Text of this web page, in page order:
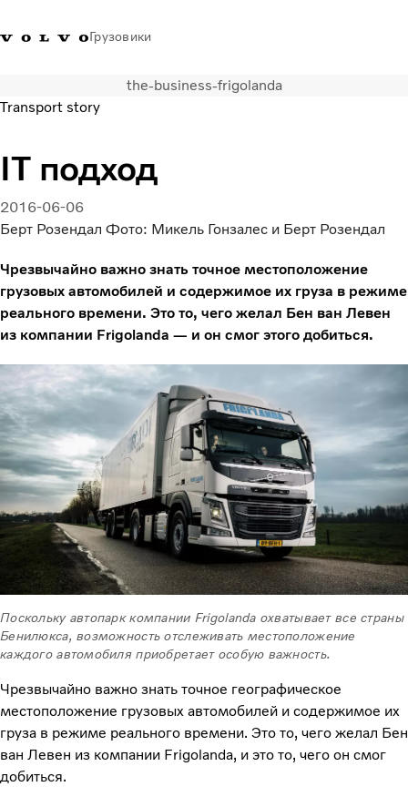
Грузовики
Галлерея Volvo TrucksВход в систему
Транспортные решения
Грузовые автомобили
Услуги
Поиск дилера
Truck Builder
О нас
Свяжитесь с нами
the-business-frigolanda
Transport story
IT подход
2016-06-06
Берт Розендал Фото: Микель Гонзалес и Берт Розендал
Чрезвычайно важно знать точное местоположение
грузовых автомобилей и содержимое их груза в режиме
реального времени. Это то, чего желал Бен ван Левен
из компании Frigolanda — и он смог этого добиться.
Поскольку автопарк компании Frigolanda охватывает все страны
Бенилюкса, возможность отслеживать местоположение
каждого автомобиля приобретает особую важность.
Чрезвычайно важно знать точное географическое
местоположение грузовых автомобилей и содержимое их
груза в режиме реального времени. Это то, чего желал Бен
ван Левен из компании Frigolanda, и это то, чего он смог
добиться.